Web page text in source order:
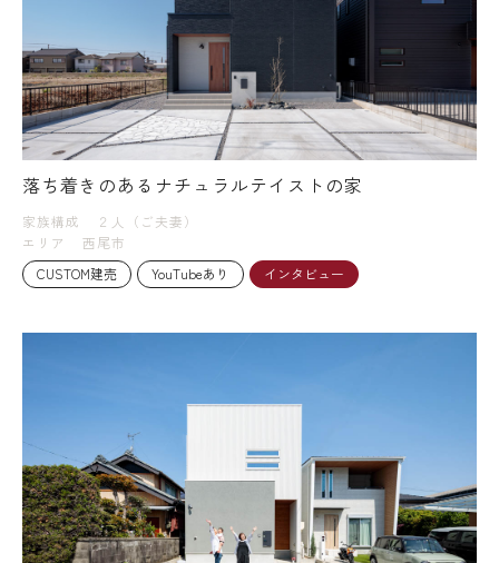
落ち着きのあるナチュラルテイストの家
家族構成
２人（ご夫妻）
エリア
西尾市
CUSTOM建売
YouTubeあり インタビュー